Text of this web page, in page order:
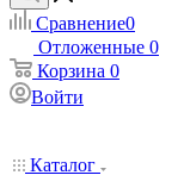
Сравнение0
Отложенные 0
Корзина 0
Войти
Каталог